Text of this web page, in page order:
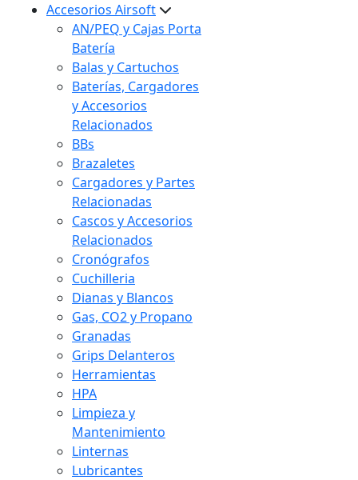
Accesorios Airsoft
AN/PEQ y Cajas Porta
Batería
Balas y Cartuchos
Baterías, Cargadores
y Accesorios
Relacionados
BBs
Brazaletes
Cargadores y Partes
Relacionadas
Cascos y Accesorios
Relacionados
Cronógrafos
Cuchilleria
Dianas y Blancos
Gas, CO2 y Propano
Granadas
Grips Delanteros
Herramientas
HPA
Limpieza y
Mantenimiento
Linternas
Lubricantes